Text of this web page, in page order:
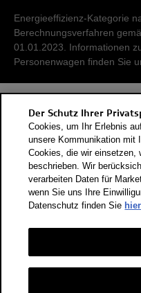
Energieeffizienz-Kategorie
Berechnungsverfahren
01.01.2023. Informationen
Personenwagen finden Sie
Der Schutz Ihrer
Cookies, um Ihr Erlebnis
unsere Kommunikation mit
Cookies, die wir einsetzen,
beschrieben. Wir
verarbeiten Daten für
wenn Sie uns Ihre
Datenschutz finden Sie hier